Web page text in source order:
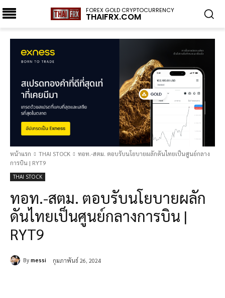
FOREX GOLD CRYPTOCURRENCY
THAIFRX.COM
หน้าแรก THAI STOCK
ทอท.-สตม. ตอบรับนโยบายผลักดันไทยเป็นศูนย์กลาง
การบิน | RYT9
THAI STOCK
ทอท.-สตม. ตอบรับนโยบายผลัก
ดันไทยเป็นศูนย์กลางการบิน |
RYT9
By messi กุมภาพันธ์ 26, 2024